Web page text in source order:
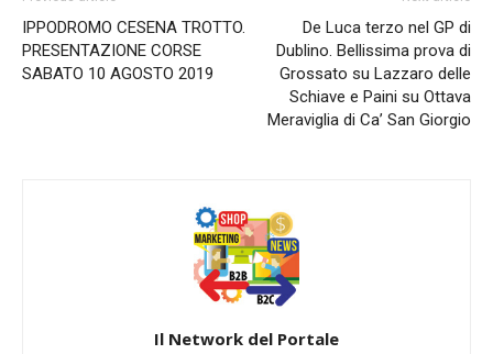
IPPODROMO CESENA TROTTO.
PRESENTAZIONE CORSE
SABATO 10 AGOSTO 2019
De Luca terzo nel GP di
Dublino. Bellissima prova di
Grossato su Lazzaro delle
Schiave e Paini su Ottava
Meraviglia di Ca’ San Giorgio
Il Network del Portale